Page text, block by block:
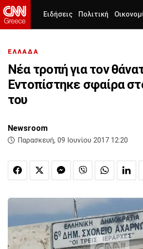
Ειδήσεις Πολιτική
ΕΛΛΑΔΑ
Νέα τροπή για τον
Εντοπίστηκε σφαίρα
του
Newsroom
Παρασκευή, 09 Ιουνίου 2017 12:20